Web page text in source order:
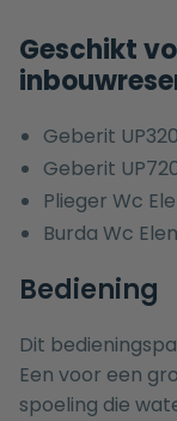
Geschikt
Geberit UP320
Geberit
Plieger Wc
Burda Wc
Bediening
Dit
Een voor een
spoeling die